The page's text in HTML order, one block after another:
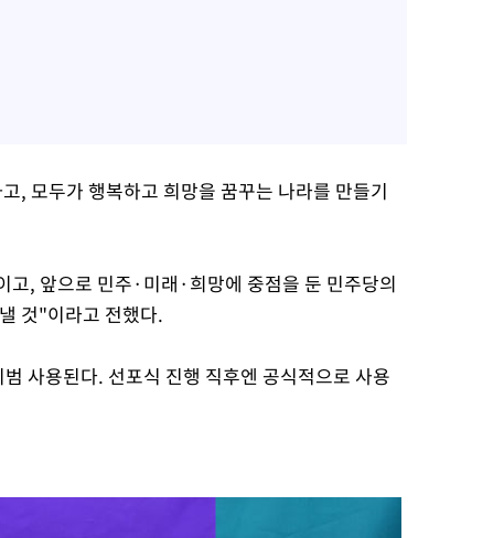
, 모두가 행복하고 희망을 꿈꾸는 나라를 만들기
, 앞으로 민주·미래·희망에 중점을 둔 민주당의
것"이라고 전했다.
사용된다. 선포식 진행 직후엔 공식적으로 사용